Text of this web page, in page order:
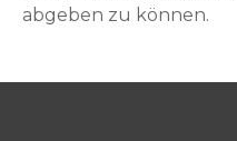
abgeben zu können.